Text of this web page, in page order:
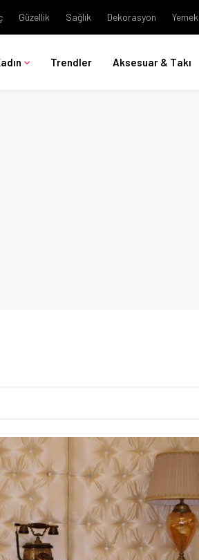
Güzellik Sağlık Dekorasyon Yemek
Trendler Aksesuar & Takı